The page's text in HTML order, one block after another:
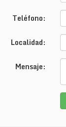
Teléfono:
Localidad:
Mensaje: